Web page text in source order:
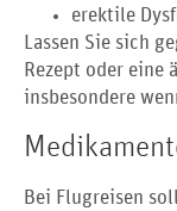
erektile
Lassen Sie sich
Rezept oder eine
insbesondere
Bei Flugreisen